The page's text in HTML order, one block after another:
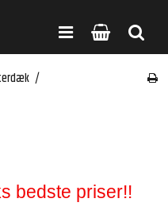
/
bedste priser!!